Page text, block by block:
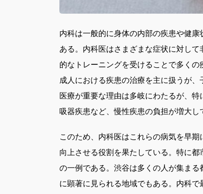
内科は一般的に身体の内部の疾患や健
ある。 内科医はさまざまな症状に対し
的なトレーニングを受けることで多く
成人における疾患の治療を主に扱うが
医療が重要な理由は多岐にわたるが、
吸器疾患など、慢性疾患の負担が増大し
このため、内科医はこれらの病気を早
向上させる役割を果たしている。特に
の一例である。渋谷は多くの人が集ま
に顕著に見られる地域でもある。内科で